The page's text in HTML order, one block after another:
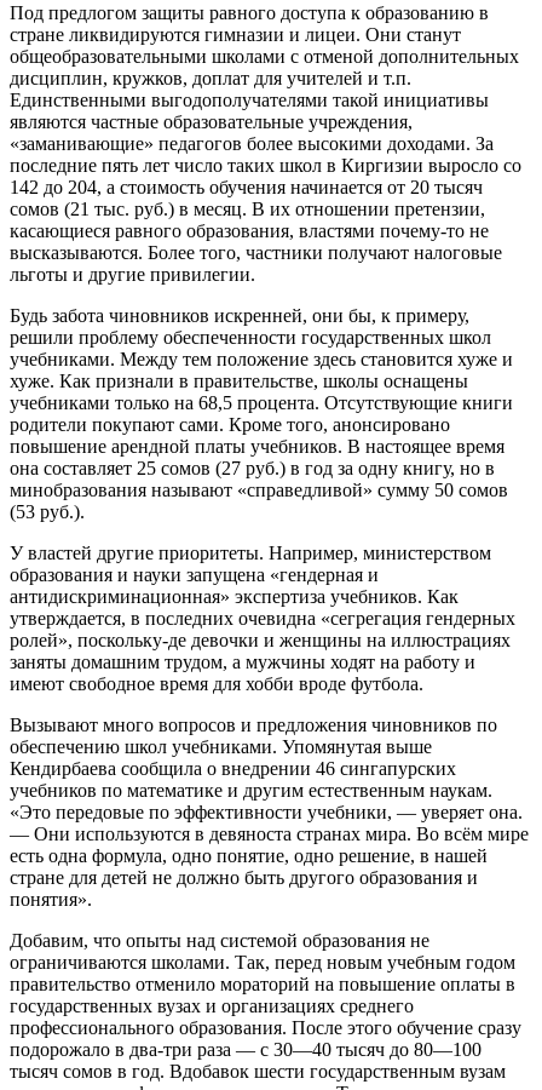
Под предлогом защиты равного доступа к образованию в
стране ликвидируются гимназии и лицеи. Они станут
общеобразовательными школами с отменой дополнительных
дисциплин, кружков, доплат для учителей и т.п.
Единственными выгодополучателями такой инициативы
являются частные образовательные учреждения,
«заманивающие» педагогов более высокими доходами. За
последние пять лет число таких школ в Киргизии выросло со
142 до 204, а стоимость обучения начинается от 20 тысяч
сомов (21 тыс. руб.) в месяц. В их отношении претензии,
касающиеся равного образования, властями почему-то не
высказываются. Более того, частники получают налоговые
льготы и другие привилегии.
Будь забота чиновников искренней, они бы, к примеру,
решили проблему обеспеченности государственных школ
учебниками. Между тем положение здесь становится хуже и
хуже. Как признали в правительстве, школы оснащены
учебниками только на 68,5 процента. Отсутствующие книги
родители покупают сами. Кроме того, анонсировано
повышение арендной платы учебников. В настоящее время
она составляет 25 сомов (27 руб.) в год за одну книгу, но в
минобразования называют «справедливой» сумму 50 сомов
(53 руб.).
У властей другие приоритеты. Например, министерством
образования и науки запущена «гендерная и
антидискриминационная» экспертиза учебников. Как
утверждается, в последних очевидна «сегрегация гендерных
ролей», поскольку-де девочки и женщины на иллюстрациях
заняты домашним трудом, а мужчины ходят на работу и
имеют свободное время для хобби вроде футбола.
Вызывают много вопросов и предложения чиновников по
обеспечению школ учебниками. Упомянутая выше
Кендирбаева сообщила о внедрении 46 сингапурских
учебников по математике и другим естественным наукам.
«Это передовые по эффективности учебники, — уверяет она.
— Они используются в девяноста странах мира. Во всём мире
есть одна формула, одно понятие, одно решение, в нашей
стране для детей не должно быть другого образования и
понятия».
Добавим, что опыты над системой образования не
ограничиваются школами. Так, перед новым учебным годом
правительство отменило мораторий на повышение оплаты в
государственных вузах и организациях среднего
профессионального образования. После этого обучение сразу
подорожало в два-три раза — с 30—40 тысяч до 80—100
тысяч сомов в год. Вдобавок шести государственным вузам